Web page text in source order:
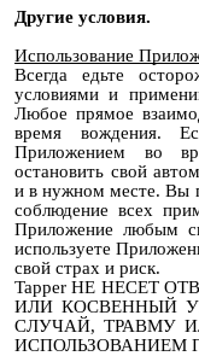
Другие условия.
Использование
Всегда едьте
условиями и
Любое прямое
время вождения.
Приложением во
остановить свой
и в нужном месте. Вы
соблюдение всех
Приложение любым
используете
свой страх и риск.
Tapper НЕ НЕСЕТ
ИЛИ КОСВЕННЫЙ
СЛУЧАЙ, ТРАВМУ
ИСПОЛЬЗОВАНИЕМ